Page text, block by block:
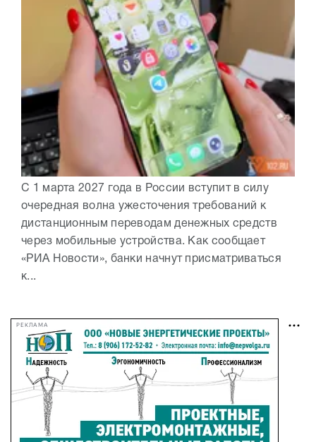
С 1 марта 2027 года в России вступит в силу
очередная волна ужесточения требований к
дистанционным переводам денежных средств
через мобильные устройства. Как сообщает
«РИА Новости», банки начнут присматриваться
к...
РЕКЛАМА